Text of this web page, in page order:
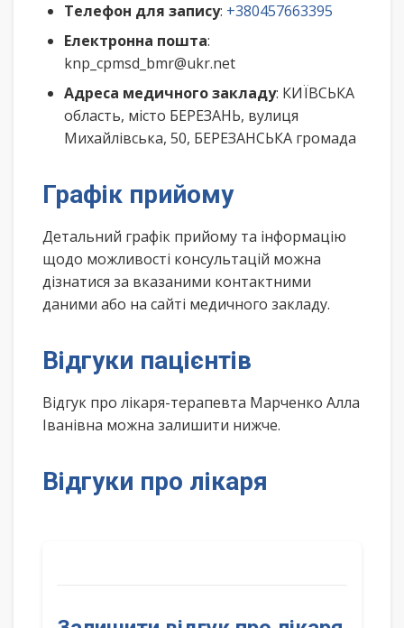
Телефон для запису: +380457663395
Електронна пошта:
knp_cpmsd_bmr@ukr.net
Адреса медичного закладу: КИЇВСЬКА
область, місто БЕРЕЗАНЬ, вулиця
Михайлівська, 50, БЕРЕЗАНСЬКА громада
Графік прийому
Детальний графік прийому та інформацію
щодо можливості консультацій можна
дізнатися за вказаними контактними
даними або на сайті медичного закладу.
Відгуки пацієнтів
Відгук про лікаря-терапевта Марченко Алла
Іванівна можна залишити нижче.
Відгуки про лікаря